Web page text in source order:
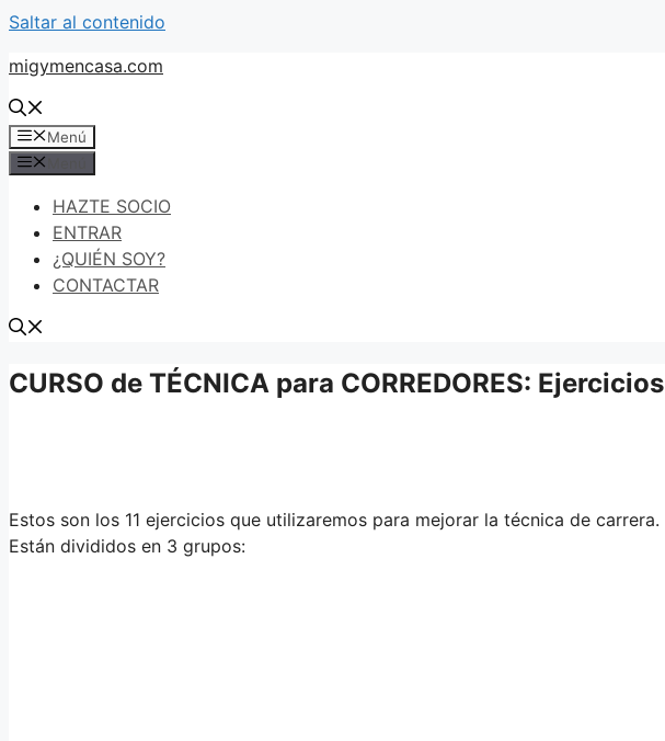
Saltar al contenido
migymencasa.com
Menú
HAZTE SOCIO
ENTRAR
¿QUIÉN SOY?
CONTACTAR
CURSO de TÉCNICA para CORREDORES: Ejercicios
Estos son los 11 ejercicios que utilizaremos para mejorar la técnica de carrera.
Están divididos en 3 grupos: